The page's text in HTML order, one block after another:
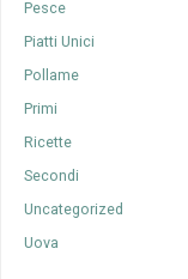
Pesce
Piatti Unici
Pollame
Primi
Ricette
Secondi
Uncategorized
Uova